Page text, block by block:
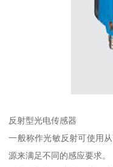
反射型光电传感器
一般称作光敏反射可使用
源来满足不同的感应要求。